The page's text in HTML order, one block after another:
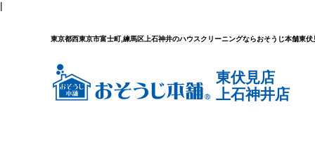
|
東京都西東京市富士町,練馬区上石神井のハウスクリーニングならおそうじ本舗東
東伏見店
上石神井店